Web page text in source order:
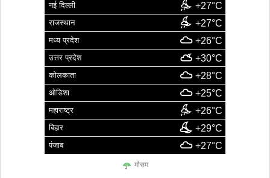
नई दिल्ली +27°C
राजस्थान +27°C
मध्य प्रदेश +26°C
उत्तर प्रदेश +30°C
कोलकाता +28°C
ओडिशा +25°C
महाराष्ट्र +26°C
बिहार +29°C
पंजाब +27°C
मौसम